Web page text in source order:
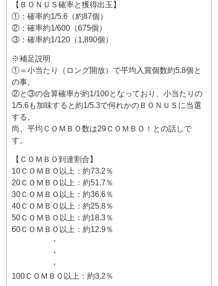
【ＢＯＮＵＳ確率と獲得出玉】
①：確率約1/5.6（約87個）
②：確率約1/600（675個）
③：確率約1/120（1,890個）
※補足説明
①＝小当たり（ロング開放）で平均入賞個数約5.8個と
の事。
②と③の合算確率が約1/100となっており、小当たりの
1/5.6も加味すると約1/5.3で何れかのＢＯＮＵＳに当選
する。
尚、平均ＣＯＭＢＯ数は29ＣＯＭＢＯ！との話しで
す。
【ＣＯＭＢＯ到達割合】
10ＣＯＭＢＯ以上：約73.2％
20ＣＯＭＢＯ以上：約51.7％
30ＣＯＭＢＯ以上：約36.6％
40ＣＯＭＢＯ以上：約25.8％
50ＣＯＭＢＯ以上：約18.3％
60ＣＯＭＢＯ以上：約12.9％
・
・
・
100ＣＯＭＢＯ以上：約3.2％